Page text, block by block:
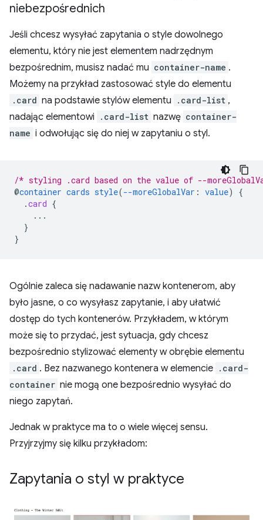
niebezpośrednich
Jeśli chcesz wysyłać zapytania o style dowolnego
elementu, który nie jest elementem nadrzędnym
bezpośrednim, musisz nadać mu container-name .
Możemy na przykład zastosować style do elementu
.card na podstawie stylów elementu .card-list ,
nadając elementowi
.card-list nazwę container-
name i odwołując się do niej w zapytaniu o styl.
/* styling .card based on the value of --
@container cards style(--moreGlobalVar : value)
{
.card {
...
}
}
Ogólnie zaleca się nadawanie nazw kontenerom, aby
było jasne, o co wysyłasz zapytanie, i aby ułatwić
dostęp do tych kontenerów. Przykładem, w którym
może się to przydać, jest sytuacja, gdy chcesz
bezpośrednio stylizować elementy w obrębie elementu
.card . Bez nazwanego kontenera w elemencie .card-
container nie mogą one bezpośrednio wysyłać do
niego zapytań.
Jednak w praktyce ma to o wiele więcej sensu.
Przyjrzyjmy się kilku przykładom:
Zapytania o styl w praktyce